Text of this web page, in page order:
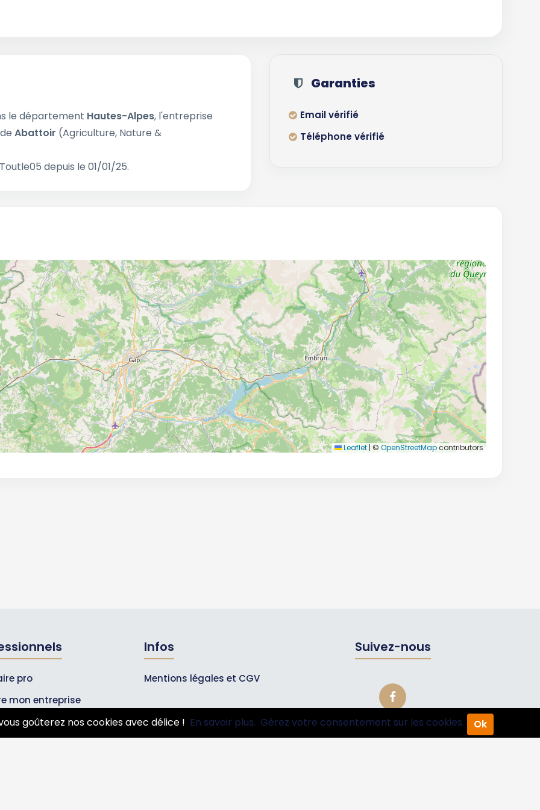
le département Hautes-Alpes, l'entreprise
Abattoir (Agriculture, Nature &
depuis le 01/01/25.
Garanties
Email vérifié
Téléphone vérifié
Leaflet | © OpenStreetMapcontributors
pro
mon entreprise
Pros
Infos
Mentions légales et CGV
Suivez-nous
goûterez nos cookies avec délice ! En savoir plus. Gérez votre consentement sur les cookies. Ok